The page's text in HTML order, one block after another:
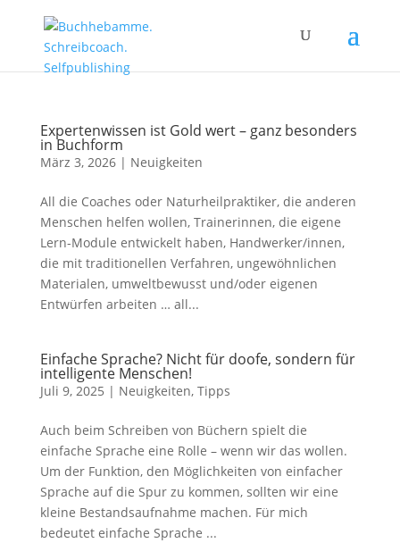
Expertenwissen ist Gold wert – ganz besonders
in Buchform
März 3, 2026| Neuigkeiten
All die Coaches oder Naturheilpraktiker, die anderen
Menschen helfen wollen, Trainerinnen, die eigene
Lern-Module entwickelt haben, Handwerker/innen,
die mit traditionellen Verfahren, ungewöhnlichen
Materialen, umweltbewusst und/oder eigenen
Entwürfen arbeiten … all...
Einfache Sprache? Nicht für doofe, sondern für
intelligente Menschen!
Juli 9, 2025 | Neuigkeiten, Tipps
Auch beim Schreiben von Büchern spielt die
einfache Sprache eine Rolle – wenn wir das wollen.
Um der Funktion, den Möglichkeiten von einfacher
Sprache auf die Spur zu kommen, sollten wir eine
kleine Bestandsaufnahme machen. Für mich
bedeutet einfache Sprache ...